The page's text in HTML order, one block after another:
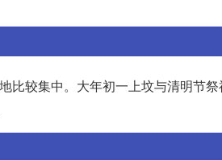
比较集中。大年初一上坟与清明节